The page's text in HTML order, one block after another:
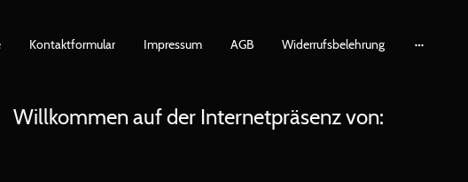
Kontaktformular Impressum AGB Widerrufsbelehrung
Willkommen auf der Internetpräsenz von: